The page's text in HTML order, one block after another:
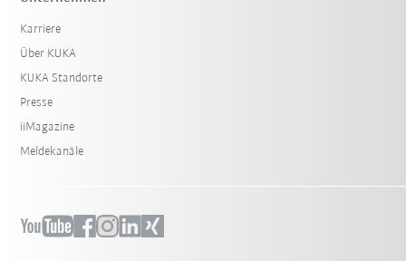
Karriere
Über KUKA
KUKA Standorte
Presse
iiMagazine
Meldekanäle